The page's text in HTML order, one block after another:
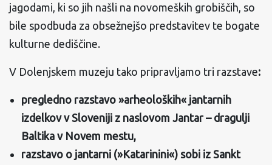
jagodami, ki so jih našli na novomeških grobiščih, so
bile spodbuda za obsežnejšo predstavitev te bogate
kulturne dediščine.
V Dolenjskem muzeju tako pripravljamo tri razstave:
pregledno razstavo »arheoloških« jantarnih
izdelkov v Sloveniji z naslovom Jantar – dragulji
Baltika v Novem mestu,
razstavo o jantarni (»Katarinini«) sobi iz Sankt